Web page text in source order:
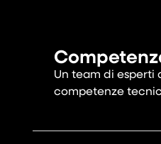
Un team di esperti
competenze